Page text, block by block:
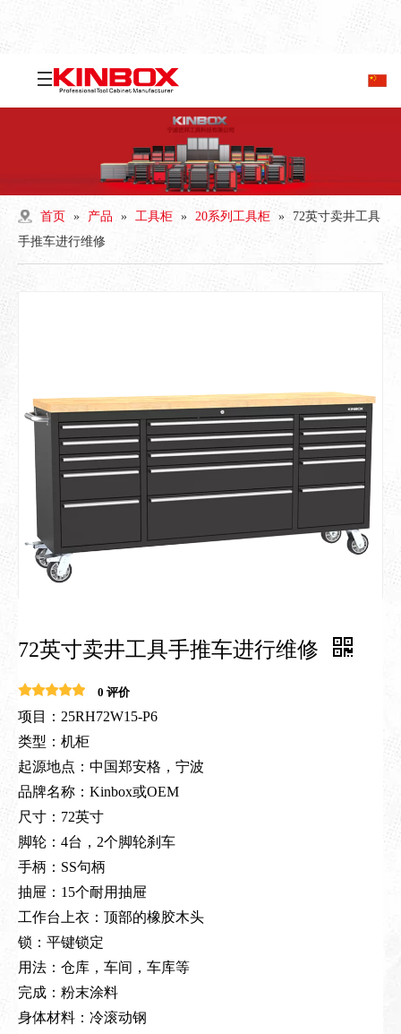
首页 » 产品 » 工具柜 » 20系列工具柜 »
72英寸卖井工具
手推车进行维修
72英寸卖井工具手推车进行维修
0 评价
项目：25RH72W15-P6
类型：机柜
起源地点：中国郑安格，宁波
品牌名称：Kinbox或OEM
尺寸：72英寸
脚轮：4台，2个脚轮刹车
手柄：SS句柄
抽屉：15个耐用抽屉
工作台上衣：顶部的橡胶木头
锁：平键锁定
用法：仓库，车间，车库等
完成：粉末涂料
身体材料：冷滚动钢